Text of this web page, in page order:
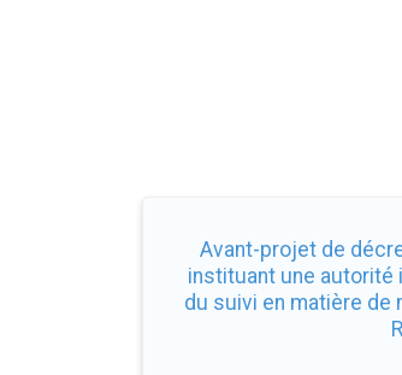
Avant-projet de
instituant une autorité
du suivi en matière de